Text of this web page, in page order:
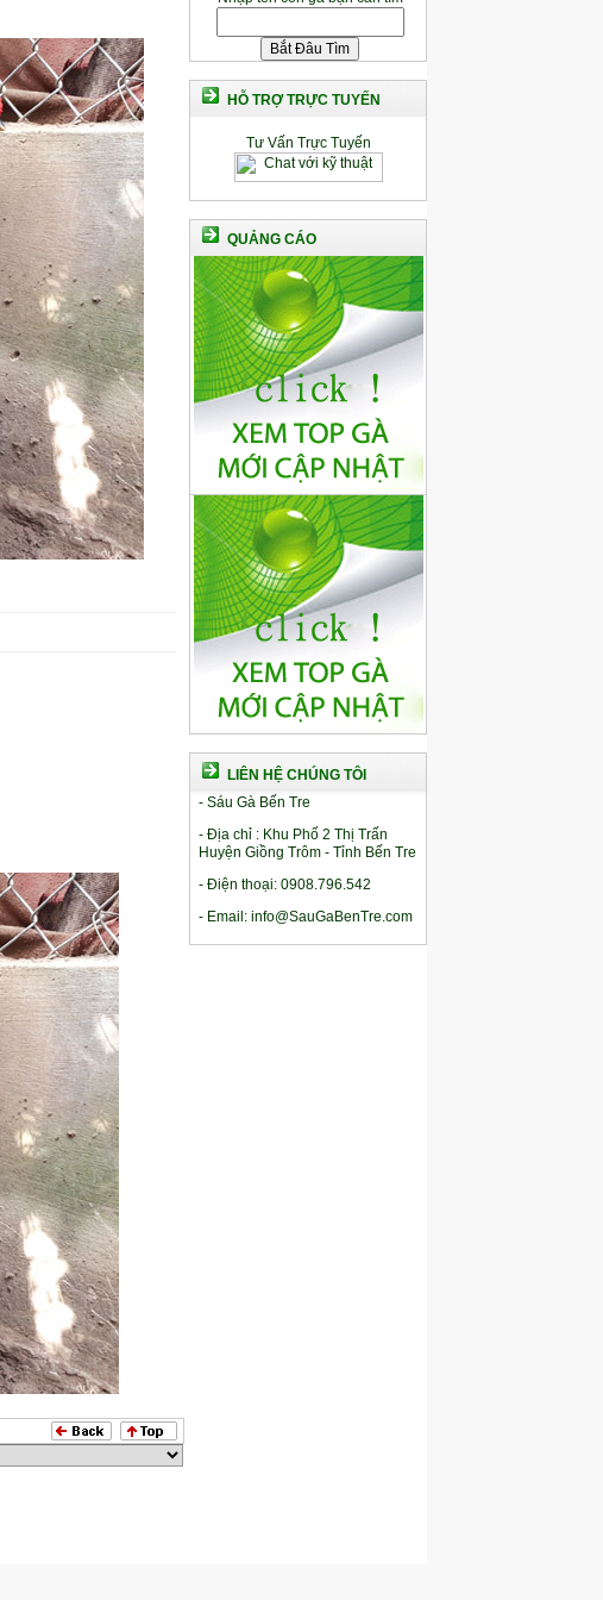
HỖ TRỢ TRỰC TUYẾN
Tư Vấn Trực Tuyến
QUẢNG CÁO
LIÊN HỆ CHÚNG TÔI
- Sáu Gà Bến Tre
- Địa chỉ : Khu Phố 2 Thị Trấn
Huyện Giồng Trôm - Tỉnh Bến Tre
- Điện thoại: 0908.796.542
- Email: info@SauGaBenTre.com